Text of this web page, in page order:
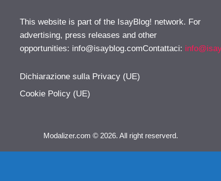
This website is part of the IsayBlog! network. For
advertising, press releases and other
opportunities: info@isayblog.comContattaci:
Dichiarazione sulla Privacy (UE)
Cookie Policy (UE)
Modalizer.com © 2026. All right reserverd.